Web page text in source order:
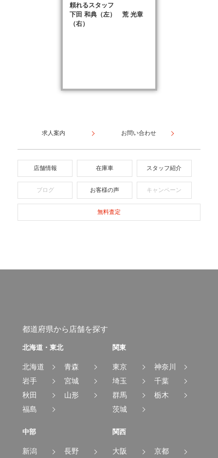
頼れるスタッフ
下田 和典（左） 荒 光章
（右）
求人案内 お問い合わせ
店舗情報 在庫車 スタッフ紹介
ブログ お客様の声 キャンペーン
無料査定
都道府県から店舗を探す
北海道・東北
北海道
青森
岩手
宮城
秋田
山形
福島
関東
東京
神奈川
埼玉
千葉
群馬
栃木
茨城
中部
新潟
長野
関西
大阪
京都